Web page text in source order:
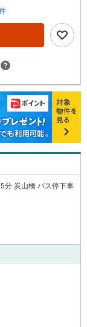
センチュリー21
年兵庫地区仲介実
展開中。阪神間で
客様駐車場、キッズ
様連れでもご安
万円台の中古マン
す。Yahoo！不動
す。お気軽にお問
C21アクロス」で
分 炭山橋 バス停下車